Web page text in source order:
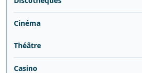
Cinéma
Théâtre
Casino